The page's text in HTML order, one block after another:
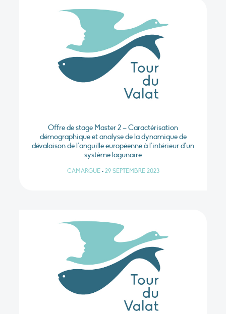
Offre de stage Master 2 – Caractérisation
démographique et analyse de la dynamique de
dévalaison de l’anguille européenne à l’intérieur d’un
système lagunaire
CAMARGUE • 29 SEPTEMBRE 2023